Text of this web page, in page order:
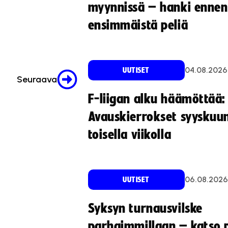
Seuraava
myynnissä – hanki ennen
ensimmäistä peliä
UUTISET 04.08.2026
F-liigan alku häämöttää:
Avauskierrokset
toisella viikolla
UUTISET 06.08.2026
Syksyn turnausvilske